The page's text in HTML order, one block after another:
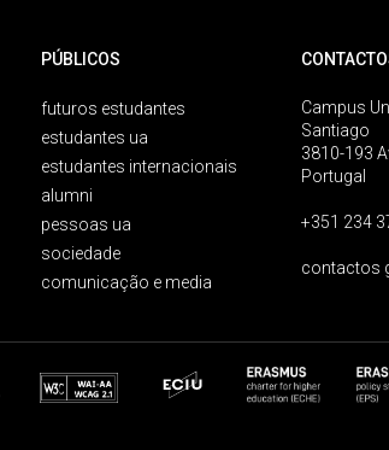
PÚBLICOS
futuros estudantes
estudantes ua
estudantes internacionais
alumni
pessoas ua
sociedade
comunicação e media
Campus
Santiago
3810-193
Portugal
+351 234
contactos